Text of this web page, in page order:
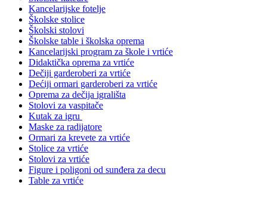
Kancelarijske fotelje
Školske stolice
Školski stolovi
Školske table i školska oprema
Kancelarijski program za škole i vrtiće
Didaktička oprema za vrtiće
Dečiji garderoberi za vrtiće
Dećiji ormari garderoberi za vrtiće
Oprema za dečija igrališta
Stolovi za vaspitače
Kutak za igru
Maske za radijatore
Ormari za krevete za vrtiće
Stolice za vrtiće
Stolovi za vrtiće
Figure i poligoni od sunđera za decu
Table za vrtiće